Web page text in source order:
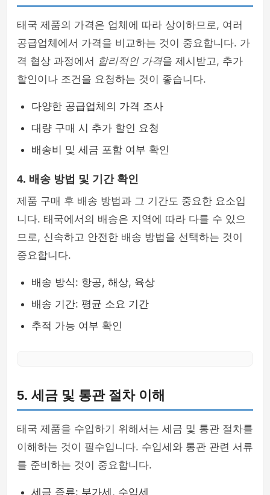
태국 제품의 가격은 업체에 따라 상이하므로, 여러
공급업체에서 가격을 비교하는 것이 중요합니다. 가
격 협상 과정에서 합리적인 가격을 제시받고, 추가
할인이나 조건을 요청하는 것이 좋습니다.
다양한 공급업체의 가격 조사
대량 구매 시 추가 할인 요청
배송비 및 세금 포함 여부 확인
4. 배송 방법 및 기간 확인
제품 구매 후 배송 방법과 그 기간도 중요한 요소입
니다. 태국에서의 배송은 지역에 따라 다를 수 있으
므로, 신속하고 안전한 배송 방법을 선택하는 것이
중요합니다.
배송 방식: 항공, 해상, 육상
배송 기간: 평균 소요 기간
추적 가능 여부 확인
5. 세금 및 통관 절차 이해
태국 제품을 수입하기 위해서는 세금 및 통관 절차를
이해하는 것이 필수입니다. 수입세와 통관 관련 서류
를 준비하는 것이 중요합니다.
세금 종류: 부가세, 수입세